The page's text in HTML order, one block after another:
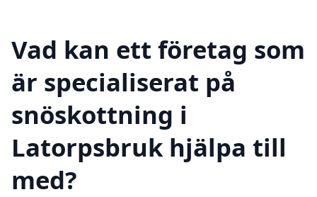
Vad kan ett företag som
är specialiserat på
snöskottning i
Latorpsbruk hjälpa till
med?